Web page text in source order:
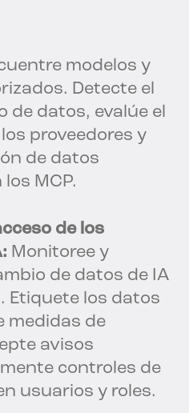
modelos y
Detecte el
de datos, evalúe el
proveedores y
de datos
MCP.
de los
Monitoree y
de datos de IA
Etiquete los datos
medidas de
avisos
controles de
usuarios y roles.